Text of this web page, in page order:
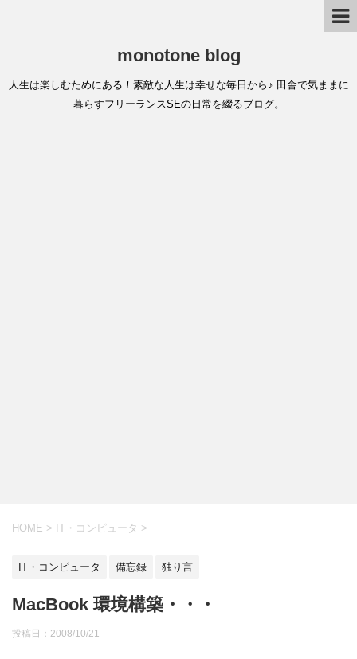
monotone blog
人生は楽しむためにある！素敵な人生は幸せな毎日から♪ 田舎で気ままに
暮らすフリーランスSEの日常を綴るブログ。
HOME > IT・コンピュータ >
IT・コンピュータ 備忘録 独り言
MacBook 環境構築・・・
投稿日： 2008/10/21